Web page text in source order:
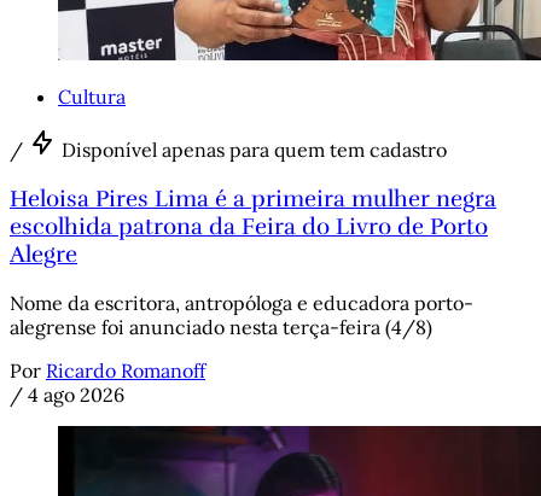
Cultura
/ Disponível apenas para quem tem cadastro
Heloisa Pires Lima é a primeira mulher negra
escolhida patrona da Feira do Livro de Porto
Alegre
Nome da escritora, antropóloga e educadora porto-
alegrense foi anunciado nesta terça-feira (4/8)
Por Ricardo Romanoff
/ 4 ago 2026